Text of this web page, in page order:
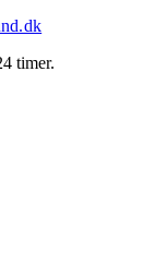
timer.